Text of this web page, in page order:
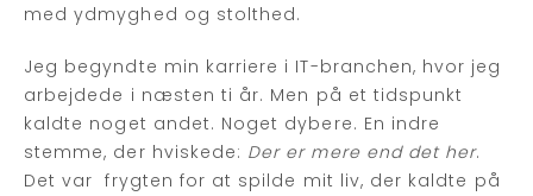
med ydmyghed og stolthed.
Jeg begyndte min karriere i IT-branchen, hvor jeg
arbejdede i næsten ti år. Men på et tidspunkt
kaldte noget andet. Noget dybere. En indre
stemme, der hviskede: Der er mere end det her.
Det var frygten for at spilde mit liv, der kaldte på